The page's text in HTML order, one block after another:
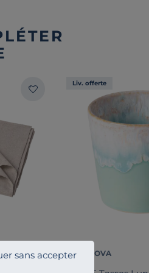
sans accepter
Liv. offerte
COSTA NOVA